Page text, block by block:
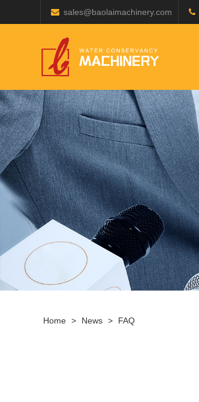
sales@baolaimachinery.com
Home > News > FAQ